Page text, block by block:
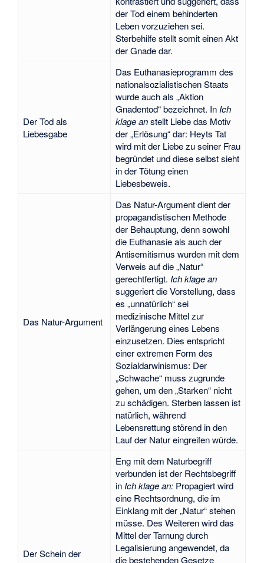
der Tod einem behinderten
Leben vorzuziehen sei.
Sterbehilfe stellt somit einen Akt
der Gnade dar.
Der Tod als
Liebesgabe
Das Euthanasieprogramm des
nationalsozialistischen Staats
wurde auch als „Aktion
Gnadentod“ bezeichnet. InIch
klage anstellt Liebe das Motiv
der „Erlösung“ dar: Heyts Tat
wird mit der Liebe zu seiner Frau
begründet und diese selbst sieht
in der Tötung einen
Liebesbeweis.
Das Natur-Argument
Das Natur-Argument dient der
propagandistischen Methode
der Behauptung, denn sowohl
die Euthanasie als auch der
Antisemitismus wurden mit dem
Verweis auf die „Natur“
gerechtfertigt. Ich klage an
suggeriert die Vorstellung, dass
es „unnatürlich“ sei
medizinische Mittel zur
Verlängerung eines Lebens
einzusetzen. Dies entspricht
einer extremen Form des
Sozialdarwinismus: Der
„Schwache“ muss zugrunde
gehen, um den „Starken“ nicht
zu schädigen. Sterben lassen ist
natürlich, während
Lebensrettung störend in den
Lauf der Natur eingreifen würde.
Der Schein der
Eng mit dem Naturbegriff
verbunden ist der Rechtsbegriff
inIch klage an:Propagiert wird
eine Rechtsordnung, die im
Einklang mit der „Natur“ stehen
müsse. Des Weiteren wird das
Mittel der Tarnung durch
Legalisierung angewendet, da
die bestehenden Gesetze